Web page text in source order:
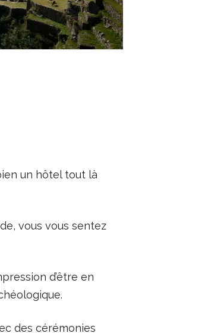
un hôtel tout là
vous vous sentez
d’être en
des cérémonies